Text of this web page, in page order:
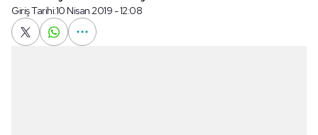
Giriş Tarihi:10 Nisan 2019 - 12:08